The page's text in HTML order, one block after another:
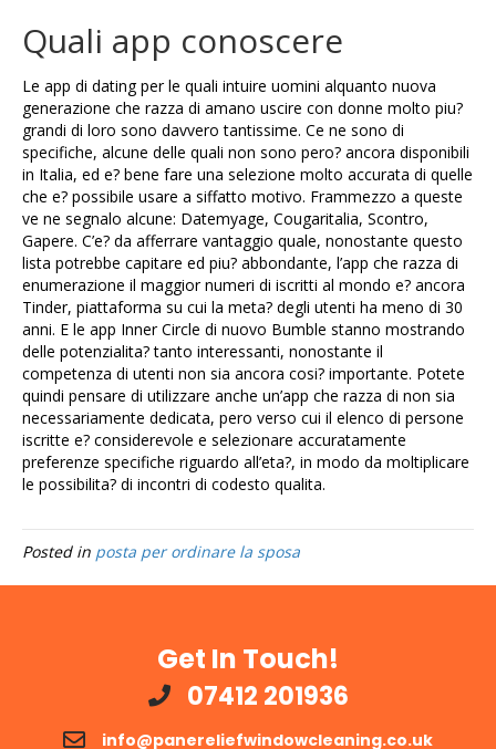
Quali app conoscere
Le app di dating per le quali intuire uomini alquanto nuova
generazione che razza di amano uscire con donne molto piu?
grandi di loro sono davvero tantissime. Ce ne sono di
specifiche, alcune delle quali non sono pero? ancora disponibili
in Italia, ed e? bene fare una selezione molto accurata di quelle
che e? possibile usare a siffatto motivo. Frammezzo a queste
ve ne segnalo alcune: Datemyage, Cougaritalia, Scontro,
Gapere. C’e? da afferrare vantaggio quale, nonostante questo
lista potrebbe capitare ed piu? abbondante, l’app che razza di
enumerazione il maggior numeri di iscritti al mondo e? ancora
Tinder, piattaforma su cui la meta? degli utenti ha meno di 30
anni. E le app Inner Circle di nuovo Bumble stanno mostrando
delle potenzialita? tanto interessanti, nonostante il
competenza di utenti non sia ancora cosi? importante. Potete
quindi pensare di utilizzare anche un’app che razza di non sia
necessariamente dedicata, pero verso cui il elenco di persone
iscritte e? considerevole e selezionare accuratamente
preferenze specifiche riguardo all’eta?, in modo da moltiplicare
le possibilita? di incontri di codesto qualita.
Posted in posta per ordinare la sposa
Get In Touch!
07412 201936
info@panereliefwindowcleaning.co.uk